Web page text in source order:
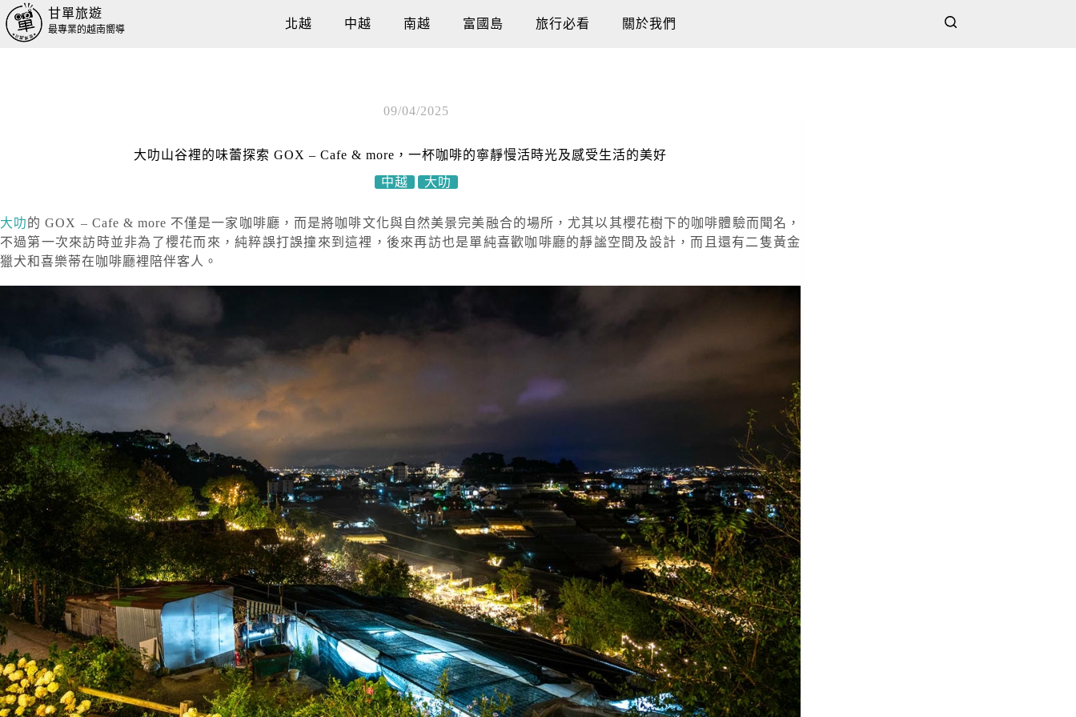
甘單旅遊
最專業的越南嚮導 北越 中越 南越 富國島 旅行必看 關於我們
09/04/2025
大叻山谷裡的味蕾探索 GOX – Cafe & more，一杯咖啡的寧靜慢活時光及感受生活的美好
中越
大叻
大叻的 GOX – Cafe & more 不僅是一家咖啡廳，而是將咖啡文化與自然美景完美融合的場所，尤其以其櫻花樹下的咖啡體驗而聞名，
不過第一次來訪時並非為了櫻花而來，純粹誤打誤撞來到這裡，後來再訪也是單純喜歡咖啡廳的靜謐空間及設計，而且還有二隻黃金
獵犬和喜樂蒂在咖啡廳裡陪伴客人。